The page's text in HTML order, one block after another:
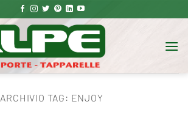
ARCHIVIO TAG: ENJOY